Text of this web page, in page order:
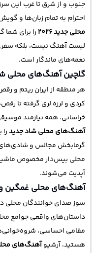
جنوب و از شرق تا غرب این
احترام به تمام زبان‌ها و
محلی جدید ۲۰۲۶
را برای
لیست آهنگ نیست، بلکه
نغمه‌های ماندگار است.
گلچین آهنگ‌های محلی
هر منطقه از ایران ریتم و
کردی و لرزه لری گرفته تا
خراسانی، همه نیازمند
آهنگ‌های محلی شاد جدید
گرمابخش مجالس و
محلی بیس‌دار مخصوص
آپدیت می‌شوند.
آهنگ‌های محلی غمگین
سوز صدای خوانندگان محلی
داستان‌های واقعی جوامع
مقامی احساسی،
هستید، آرشیوآهنگ‌های